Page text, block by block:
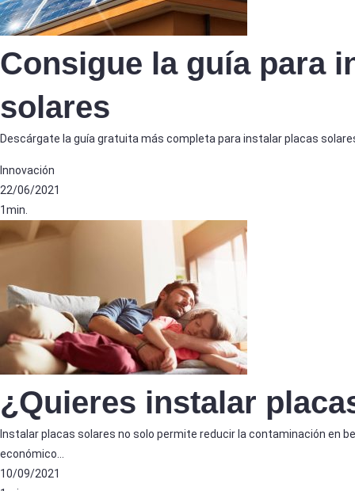
Consigue la guía para
solares
Descárgate la guía gratuita más completa para instalar placas
Innovación
22/06/2021
1min.
¿Quieres instalar
Instalar placas solares no solo permite reducir la contaminación en
económico…
10/09/2021